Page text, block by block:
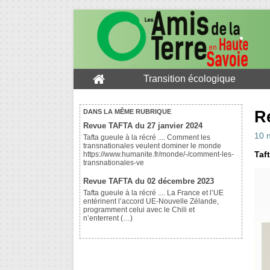
Transition écologique
DANS LA MÊME RUBRIQUE
Revue TAFTA du 27 janvier 2024
Tafta gueule à la récré .... Comment les
transnationales veulent dominer le monde
https://www.humanite.fr/monde/-/comment-les-
transnationales-ve
Revue TAFTA du 02 décembre 2023
Tafta gueule à la récré .... La France et l’UE
entérinent l’accord UE-Nouvelle Zélande,
programment celui avec le Chili et
n’enterrent (…)
10